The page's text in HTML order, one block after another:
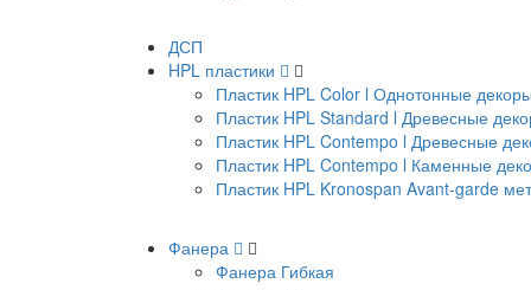
ДСП
HPL пластики
Пластик HPL Color l Однотонные декоры
Пластик HPL Standard l Древесные
Пластик HPL Contempo l Древесные
Пластик HPL Contempo l Каменные
Пластик HPL Kronospan Avant-garde
Фанера
Фанера Гибкая